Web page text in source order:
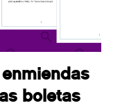
boletas